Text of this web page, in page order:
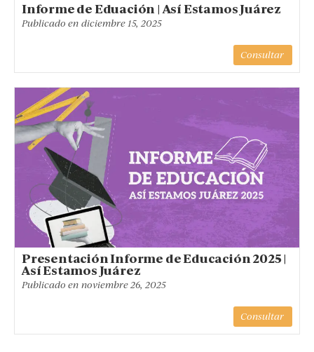
Informe de Eduación | Así Estamos Juárez
Publicado en diciembre 15, 2025
Consultar
Presentación Informe de Educación 2025 |
Así Estamos Juárez
Publicado en noviembre 26, 2025
Consultar